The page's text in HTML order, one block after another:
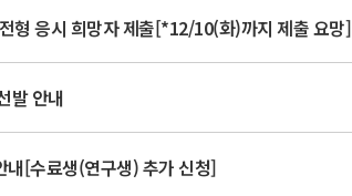
형 응시 희망자 제출[*12/10(화)까지 제출 요망]
발 안내
내[수료생(연구생) 추가 신청]